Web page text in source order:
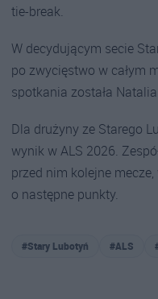
tie-break.
W decydującym secie
po zwycięstwo w całym
spotkania została
Dla drużyny ze Starego
wynik w ALS 2026.
przed nim kolejne
o następne punkty.
#Stary Lubotyń #ALS